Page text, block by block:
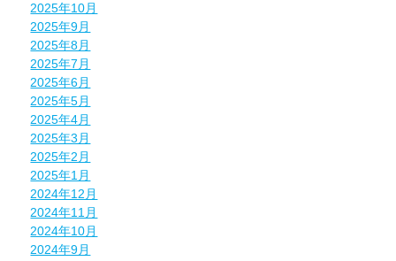
2025年10月
2025年9月
2025年8月
2025年7月
2025年6月
2025年5月
2025年4月
2025年3月
2025年2月
2025年1月
2024年12月
2024年11月
2024年10月
2024年9月